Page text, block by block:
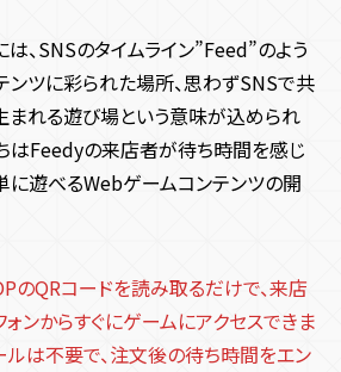
は、SNSのタイムライン”Feed”のよう
ンツに彩られた場所、思わずSNSで共
まれる遊び場という意味が込められ
はFeedyの来店者が待ち時間を感じ
に遊べるWebゲームコンテンツの開
のQRコードを読み取るだけで、来店
ンからすぐにゲームにアクセスできま
ルは不要で、注文後の待ち時間をエン